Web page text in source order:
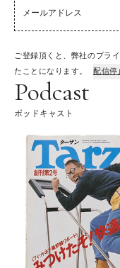
ご登録頂くと、弊社のプラ
たことになります。
配信停
Podcast
ポッドキャスト